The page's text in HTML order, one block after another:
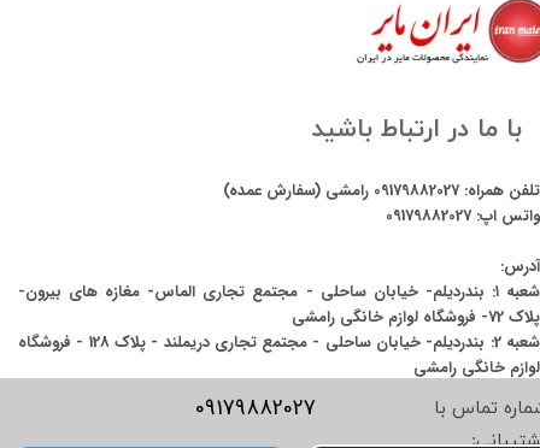
با ما در ارتباط باشید
تلفن همراه: 09179882027 رامشی (سفارش عمده)
واتس اپ: 09179882027
آدرس:
شعبه ۱: بندردیلم- خیابان ساحلی - مجتمع تجاری الماس- مغازه های بیرون-
پلاک 72- فروشگاه لوازم خانگی رامشی
شعبه 2: بندردیلم- خیابان ساحلی - مجتمع تجاری دریملند - پلاک 128 - فروشگاه
لوازم خانگی رامشی
تماس با
09179882027